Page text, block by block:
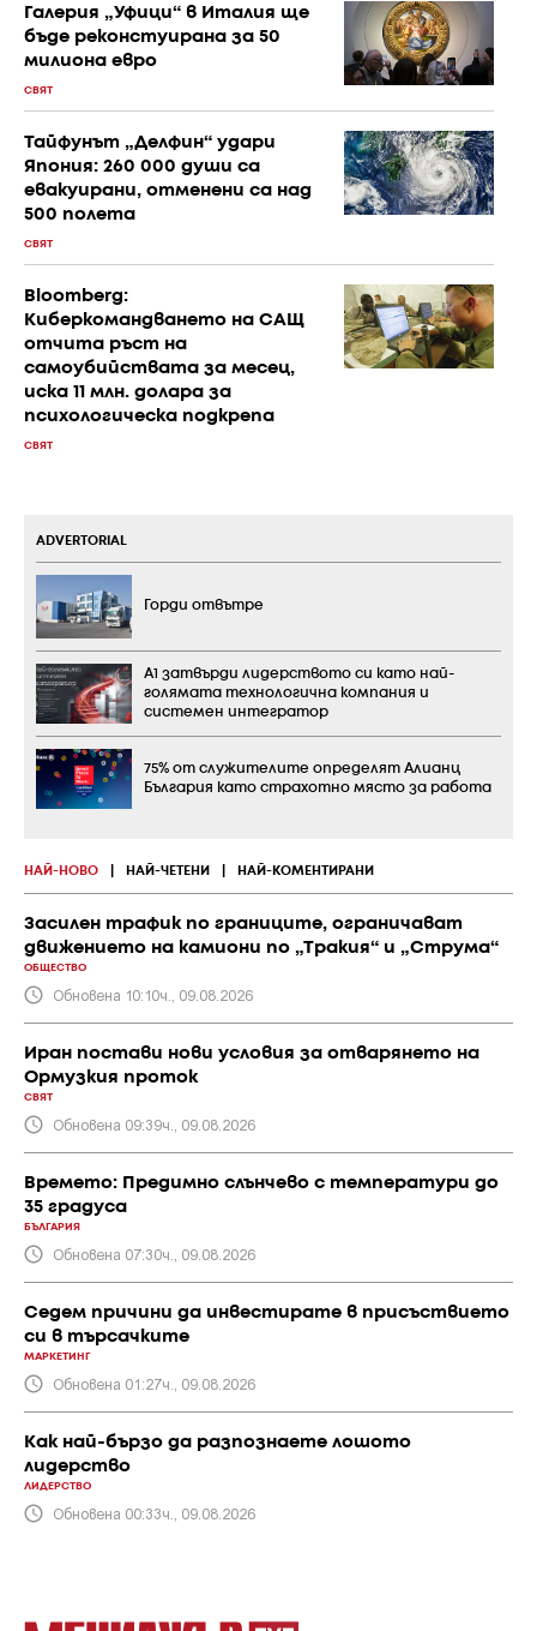
Галерия „Уфици“ в Италия ще
бъде реконстуирана за 50
милиона евро
СВЯТ
Тайфунът „Делфин“ удари
Япония: 260 000 души са
евакуирани, отменени са над
500 полета
СВЯТ
Bloomberg:
Киберкомандването на САЩ
отчита ръст на
самоубийствата за месец,
иска 11 млн. долара за
психологическа подкрепа
СВЯТ
НАЙ-НОВО НАЙ-ЧЕТЕНИ НАЙ-КОМЕНТИРАНИ
Засилен трафик по границите, ограничават
движението на камиони по „Тракия“ и „Струма“
ОБЩЕСТВО
Обновена 10:10ч., 09.08.2026
Иран постави нови условия за отварянето на
Ормузкия проток
СВЯТ
Обновена 09:39ч., 09.08.2026
Времето: Предимно слънчево с температури до
35 градуса
БЪЛГАРИЯ
Обновена 07:30ч., 09.08.2026
Седем причини да инвестирате в присъствието
си в търсачките
МАРКЕТИНГ
Обновена 01:27ч., 09.08.2026
Как най-бързо да разпознаете лошото
лидерство
ЛИДЕРСТВО
Обновена 00:33ч., 09.08.2026
ADVERTORIAL
Горди отвътре
А1 затвърди лидерството си като най-
голямата технологична компания и
системен интегратор
75% от служителите определят Алианц
България като страхотно място за работа